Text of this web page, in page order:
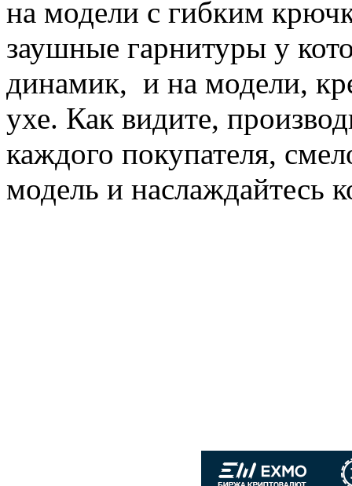
на модели с гибким
заушные гарнитуры у
динамик, и на модели,
ухе. Как видите,
каждого покупателя,
модель и наслаждайтесь